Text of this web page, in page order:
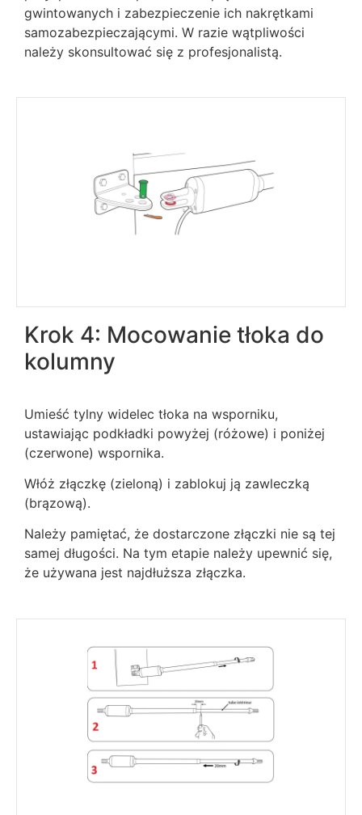
gwintowanych i zabezpieczenie ich nakrętkami
samozabezpieczającymi. W razie wątpliwości
należy skonsultować się z profesjonalistą.
Krok 4: Mocowanie tłoka do
kolumny
Umieść tylny widelec tłoka na wsporniku,
ustawiając podkładki powyżej (różowe) i poniżej
(czerwone) wspornika.
Włóż złączkę (zieloną) i zablokuj ją zawleczką
(brązową).
Należy pamiętać, że dostarczone złączki nie są tej
samej długości. Na tym etapie należy upewnić się,
że używana jest najdłuższa złączka.